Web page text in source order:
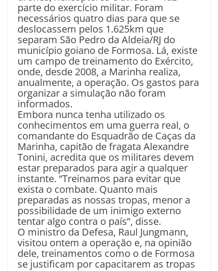
parte do exercício militar. Foram
necessários quatro dias para que se
deslocassem pelos 1.625km que
separam São Pedro da Aldeia/RJ do
município goiano de Formosa. Lá, existe
um campo de treinamento do Exército,
onde, desde 2008, a Marinha realiza,
anualmente, a operação. Os gastos para
organizar a simulação não foram
informados.
Embora nunca tenha utilizado os
conhecimentos em uma guerra real, o
comandante do Esquadrão de Caças da
Marinha, capitão de fragata Alexandre
Tonini, acredita que os militares devem
estar preparados para agir a qualquer
instante. “Treinamos para evitar que
exista o combate. Quanto mais
preparadas as nossas tropas, menor a
possibilidade de um inimigo externo
tentar algo contra o país”, disse.
O ministro da Defesa, Raul Jungmann,
visitou ontem a operação e, na opinião
dele, treinamentos como o de Formosa
se justificam por capacitarem as tropas